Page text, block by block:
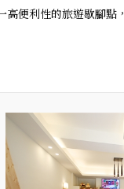
便利性的旅遊歇腳點